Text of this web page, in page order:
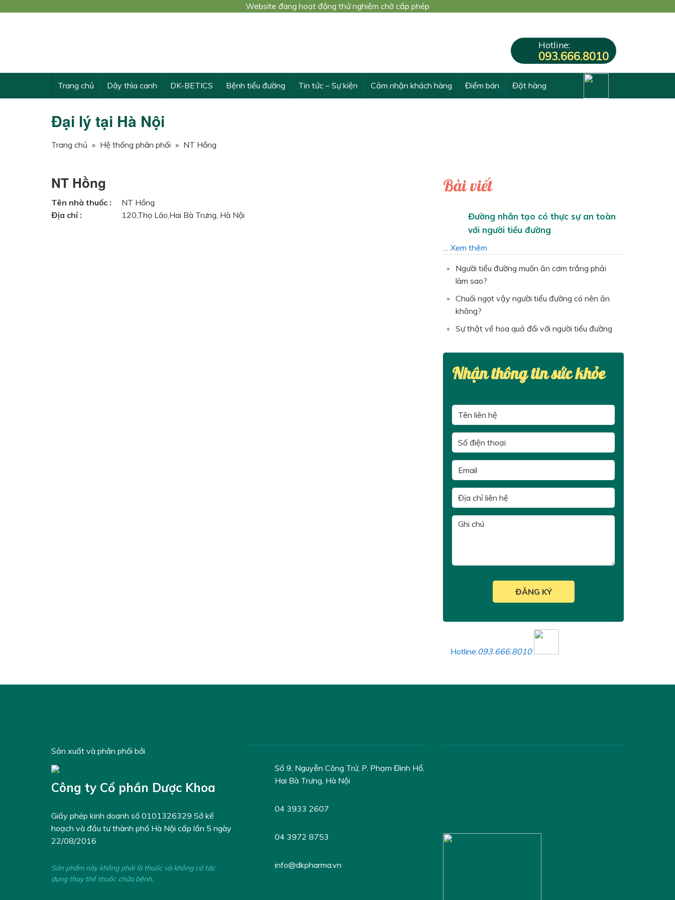
Website đang hoạt động thử nghiệm chờ cấp phép
Hotline:
093.666.8010
Trang chủ Dây thìa canh DK-BETICS Bệnh tiểu đường Tin tức – Sự kiện Cảm nhận khách hàng Điểm bán Đặt hàng
Đại lý tại Hà Nội
Trang chủ » Hệ thống phân phối » NT Hồng
NT Hồng
Tên nhà thuốc :
NT Hồng
Địa chỉ :
120,Thọ Lão,Hai Bà Trưng, Hà Nội
Bài viết
Đường nhân tạo có thực sự an toàn
với người tiểu đường
… Xem thêm
Người tiểu đường muốn ăn cơm trắng phải
làm sao?
Chuối ngọt vậy người tiểu đường có nên ăn
không?
Sự thật về hoa quả đối với người tiểu đường
Nhận thông tin sức khỏe
Hotline:093.666.8010
Sản xuất và phân phối bởi
Công ty Cổ phần Dược Khoa
Giấy phép kinh doanh số 0101326329 Sở kế
hoạch và đầu tư thành phố Hà Nội cấp lần 5 ngày
22/08/2016
Sản phẩm này không phải là thuốc và không có tác
dụng thay thế thuốc chữa bệnh.
Số 9, Nguyễn Công Trứ, P. Phạm Đình Hổ,
Hai Bà Trưng, Hà Nội
04 3933 2607
04 3972 8753
info@dkpharma.vn